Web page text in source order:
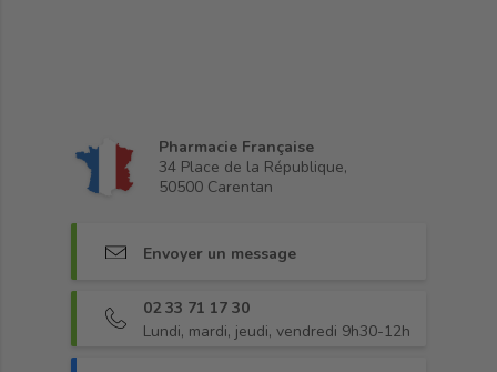
Pharmacie Française
34 Place de la République,
50500 Carentan
Envoyer un message
02 33 71 17 30
Lundi, mardi, jeudi, vendredi 9h30-12h